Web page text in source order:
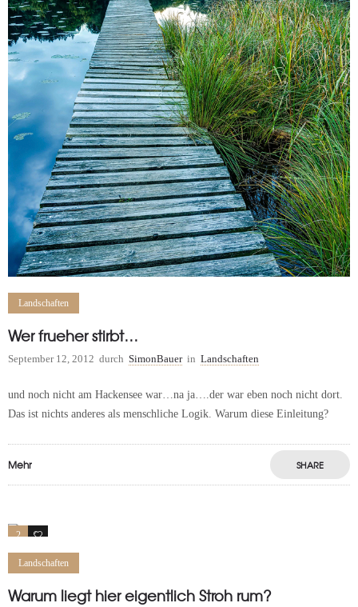
Landschaften
Wer frueher stirbt…
September 12, 2012 durch SimonBauer in Landschaften
und noch nicht am Hackensee war…na ja….der war eben noch nicht dort.
Das ist nichts anderes als menschliche Logik. Warum diese Einleitung?
Mehr SHARE
2 0
Landschaften
Warum liegt hier eigentlich Stroh rum?